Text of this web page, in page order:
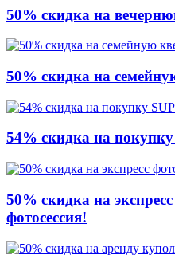
50% скидка на
50% скидка на
54% скидка на
50% скидка на
фотосессия!